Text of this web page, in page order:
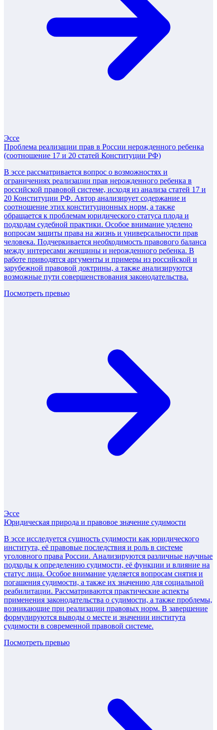
Эссе
Проблема реализации прав в России нерожденного ребенка
(соотношение 17 и 20 статей Конституции РФ)
В эссе рассматривается вопрос о возможностях и
ограничениях реализации прав нерожденного ребенка в
российской правовой системе, исходя из анализа статей 17 и
20 Конституции РФ. Автор анализирует содержание и
соотношение этих конституционных норм, а также
обращается к проблемам юридического статуса плода и
подходам судебной практики. Особое внимание уделено
вопросам защиты права на жизнь и универсальности прав
человека. Подчеркивается необходимость правового баланса
между интересами женщины и нерожденного ребенка. В
работе приводятся аргументы и примеры из российской и
зарубежной правовой доктрины, а также анализируются
возможные пути совершенствования законодательства.
Посмотреть превью
Эссе
Юридическая природа и правовое значение судимости
В эссе исследуется сущность судимости как юридического
института, её правовые последствия и роль в системе
уголовного права России. Анализируются различные научные
подходы к определению судимости, её функции и влияние на
статус лица. Особое внимание уделяется вопросам снятия и
погашения судимости, а также их значению для социальной
реабилитации. Рассматриваются практические аспекты
применения законодательства о судимости, а также проблемы,
возникающие при реализации правовых норм. В завершение
формулируются выводы о месте и значении института
судимости в современной правовой системе.
Посмотреть превью